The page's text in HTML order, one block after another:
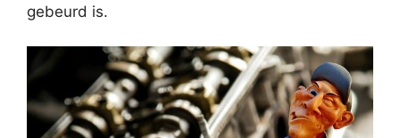
gebeurd is.